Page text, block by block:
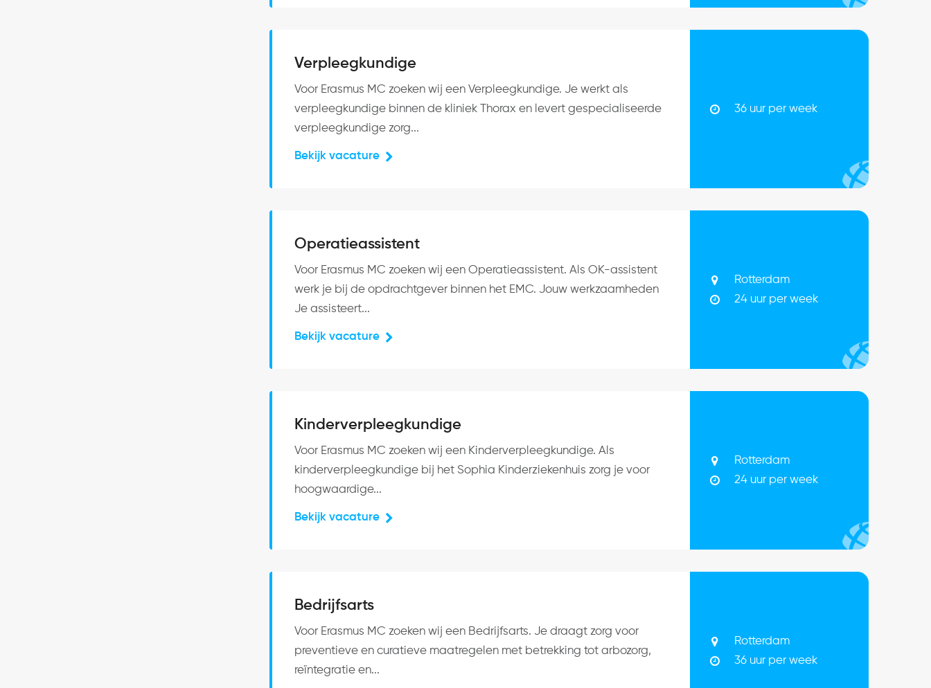
Verpleegkundige
Voor Erasmus MC zoeken wij een Verpleegkundige. Je werkt als
verpleegkundige binnen de kliniek Thorax en levert gespecialiseerde
verpleegkundige zorg...
Bekijk vacature
36 uur per week
Operatieassistent
Voor Erasmus MC zoeken wij een Operatieassistent. Als OK-assistent
werk je bij de opdrachtgever binnen het EMC. Jouw werkzaamheden
Je assisteert...
Bekijk vacature
Rotterdam
24 uur per week
Kinderverpleegkundige
Voor Erasmus MC zoeken wij een Kinderverpleegkundige. Als
kinderverpleegkundige bij het Sophia Kinderziekenhuis zorg je voor
hoogwaardige...
Bekijk vacature
Rotterdam
24 uur per week
Bedrijfsarts
Voor Erasmus MC zoeken wij een Bedrijfsarts. Je draagt zorg voor
preventieve en curatieve maatregelen met betrekking tot arbozorg,
reïntegratie en...
Rotterdam
36 uur per week